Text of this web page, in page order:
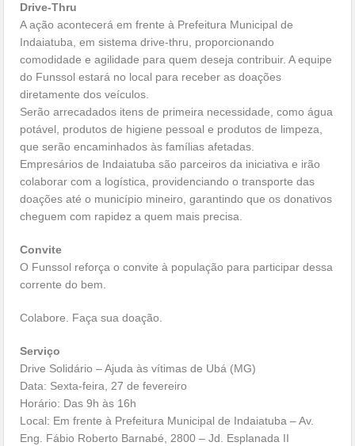
Drive-Thru
A ação acontecerá em frente à Prefeitura Municipal de
Indaiatuba, em sistema drive-thru, proporcionando
comodidade e agilidade para quem deseja contribuir. A equipe
do Funssol estará no local para receber as doações
diretamente dos veículos.
Serão arrecadados itens de primeira necessidade, como água
potável, produtos de higiene pessoal e produtos de limpeza,
que serão encaminhados às famílias afetadas.
Empresários de Indaiatuba são parceiros da iniciativa e irão
colaborar com a logística, providenciando o transporte das
doações até o município mineiro, garantindo que os donativos
cheguem com rapidez a quem mais precisa.
Convite
O Funssol reforça o convite à população para participar dessa
corrente do bem.
Colabore. Faça sua doação.
Serviço
Drive Solidário – Ajuda às vítimas de Ubá (MG)
Data: Sexta-feira, 27 de fevereiro
Horário: Das 9h às 16h
Local: Em frente à Prefeitura Municipal de Indaiatuba – Av.
Eng. Fábio Roberto Barnabé, 2800 – Jd. Esplanada II